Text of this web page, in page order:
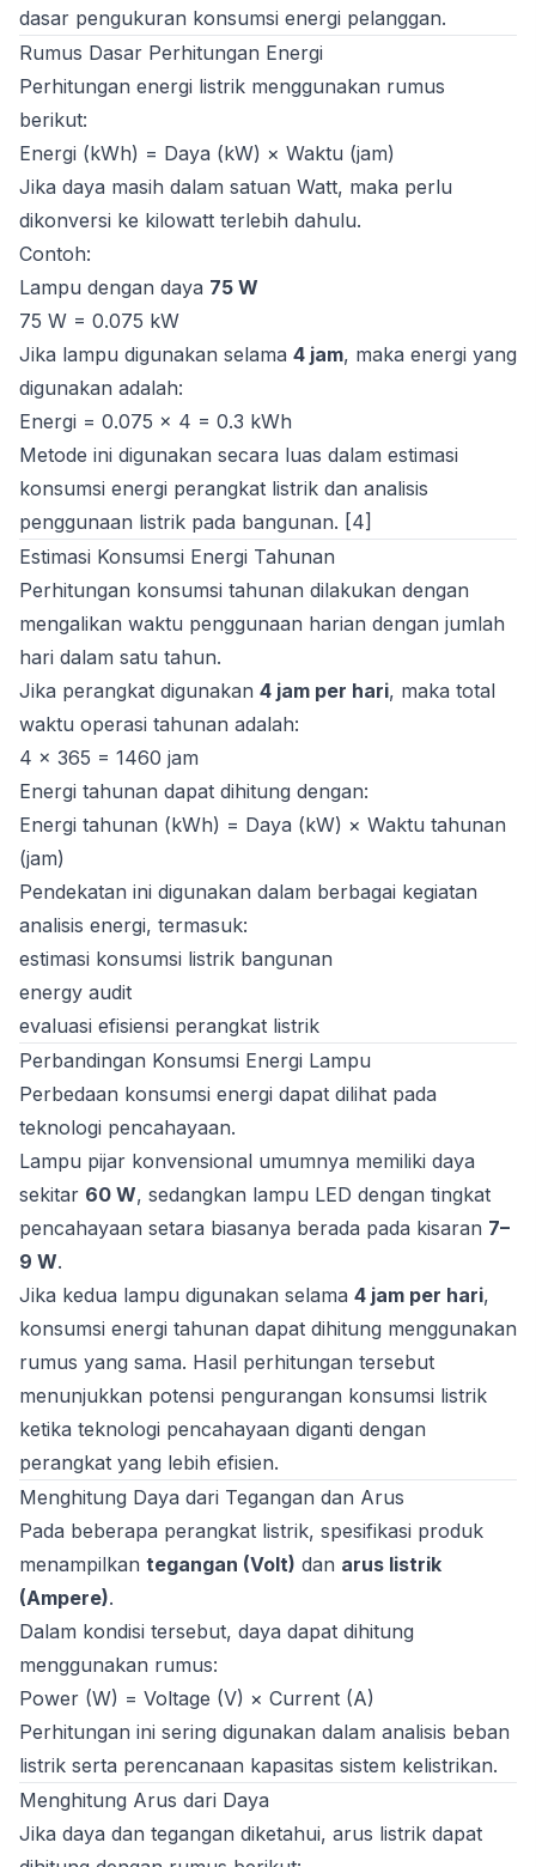
dasar pengukuran konsumsi energi pelanggan.
Rumus Dasar Perhitungan Energi
Perhitungan energi listrik menggunakan rumus
berikut:
Energi (kWh) = Daya (kW) × Waktu (jam)
Jika daya masih dalam satuan Watt, maka perlu
dikonversi ke kilowatt terlebih dahulu.
Contoh:
Lampu dengan daya 75 W
75 W = 0.075 kW
Jika lampu digunakan selama 4 jam, maka energi yang
digunakan adalah:
Energi = 0.075 × 4 = 0.3 kWh
Metode ini digunakan secara luas dalam estimasi
konsumsi energi perangkat listrik dan analisis
penggunaan listrik pada bangunan. [4]
Estimasi Konsumsi Energi Tahunan
Perhitungan konsumsi tahunan dilakukan dengan
mengalikan waktu penggunaan harian dengan jumlah
hari dalam satu tahun.
Jika perangkat digunakan 4 jam per hari, maka total
waktu operasi tahunan adalah:
4 × 365 = 1460 jam
Energi tahunan dapat dihitung dengan:
Energi tahunan (kWh) = Daya (kW) × Waktu tahunan
(jam)
Pendekatan ini digunakan dalam berbagai kegiatan
analisis energi, termasuk:
estimasi konsumsi listrik bangunan
energy audit
evaluasi efisiensi perangkat listrik
Perbandingan Konsumsi Energi Lampu
Perbedaan konsumsi energi dapat dilihat pada
teknologi pencahayaan.
Lampu pijar konvensional umumnya memiliki daya
sekitar 60 W, sedangkan lampu LED dengan tingkat
pencahayaan setara biasanya berada pada kisaran 7–
9 W.
Jika kedua lampu digunakan selama 4 jam per hari,
konsumsi energi tahunan dapat dihitung menggunakan
rumus yang sama. Hasil perhitungan tersebut
menunjukkan potensi pengurangan konsumsi listrik
ketika teknologi pencahayaan diganti dengan
perangkat yang lebih efisien.
Menghitung Daya dari Tegangan dan Arus
Pada beberapa perangkat listrik, spesifikasi produk
menampilkan tegangan (Volt) dan arus listrik
(Ampere).
Dalam kondisi tersebut, daya dapat dihitung
menggunakan rumus:
Power (W) = Voltage (V) × Current (A)
Perhitungan ini sering digunakan dalam analisis beban
listrik serta perencanaan kapasitas sistem kelistrikan.
Menghitung Arus dari Daya
Jika daya dan tegangan diketahui, arus listrik dapat